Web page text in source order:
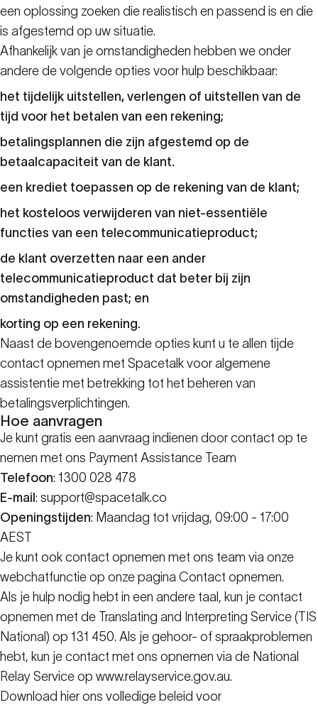
een oplossing zoeken die realistisch en passend is en die
is afgestemd op uw situatie.
Afhankelijk van je omstandigheden hebben we onder
andere de volgende opties voor hulp beschikbaar:
het tijdelijk uitstellen, verlengen of uitstellen van de
tijd voor het betalen van een rekening;
betalingsplannen die zijn afgestemd op de
betaalcapaciteit van de klant.
een krediet toepassen op de rekening van de klant;
het kosteloos verwijderen van niet-essentiële
functies van een telecommunicatieproduct;
de klant overzetten naar een ander
telecommunicatieproduct dat beter bij zijn
omstandigheden past; en
korting op een rekening.
Naast de bovengenoemde opties kunt u te allen tijde
contact opnemen met Spacetalk voor algemene
assistentie met betrekking tot het beheren van
betalingsverplichtingen.
Hoe aanvragen
Je kunt gratis een aanvraag indienen door contact op te
nemen met ons Payment Assistance Team
Telefoon: 1300 028 478
E-mail : support@spacetalk.co
Openingstijden: Maandag tot vrijdag, 09:00 - 17:00
AEST
Je kunt ook contact opnemen met ons team via onze
webchatfunctie op onze pagina Contact opnemen.
Als je hulp nodig hebt in een andere taal, kun je contact
opnemen met de Translating and Interpreting Service (TIS
National) op 131 450. Als je gehoor- of spraakproblemen
hebt, kun je contact met ons opnemen via de National
Relay Service op www.relayservice.gov.au.
Download hier ons volledige beleid voor